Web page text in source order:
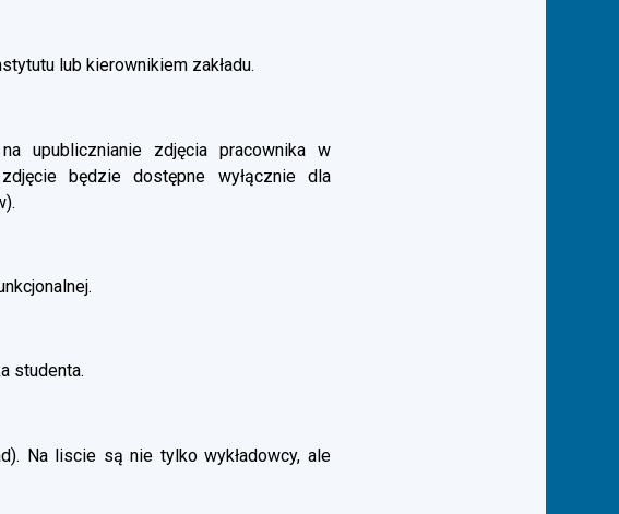
lub kierownikiem zakładu.
upublicznianie zdjęcia pracownika w
będzie dostępne wyłącznie dla
studenta.
Na liscie są nie tylko wykładowcy, ale